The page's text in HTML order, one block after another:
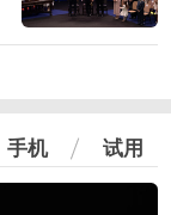
手机 试用